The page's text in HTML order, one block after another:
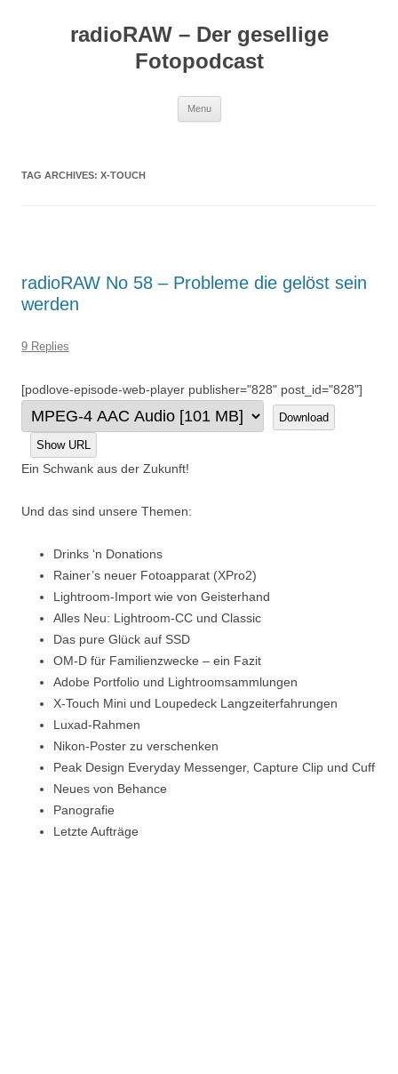
radioRAW – Der gesellige
Fotopodcast
Menu
TAG ARCHIVES: X-TOUCH
radioRAW No 58 – Probleme die gelöst sein
werden
9 Replies
[podlove-episode-web-player publisher="828" post_id="828"]
Download
Show URL
Ein Schwank aus der Zukunft!
Und das sind unsere Themen:
Drinks ‘n Donations
Rainer’s neuer Fotoapparat (XPro2)
Lightroom-Import wie von Geisterhand
Alles Neu: Lightroom-CC und Classic
Das pure Glück auf SSD
OM-D für Familienzwecke – ein Fazit
Adobe Portfolio und Lightroomsammlungen
X-Touch Mini und Loupedeck Langzeiterfahrungen
Luxad-Rahmen
Nikon-Poster zu verschenken
Peak Design Everyday Messenger, Capture Clip und Cuff
Neues von Behance
Panografie
Letzte Aufträge